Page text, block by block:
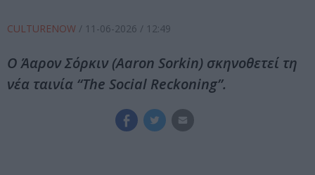
CULTURENOW / 11-06-2026 / 12:49
Ο Άαρον Σόρκιν (Aaron Sorkin) σκηνοθετεί τη
νέα ταινία “The Social Reckoning”.